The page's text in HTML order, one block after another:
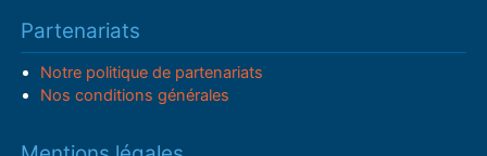
Partenariats
Notre politique de partenariats
Nos conditions générales